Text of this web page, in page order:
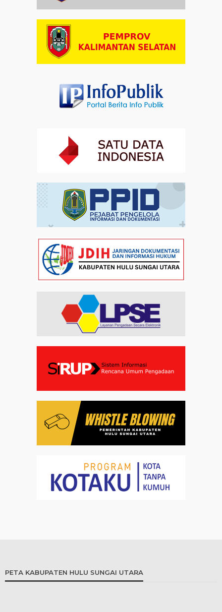
Artikel
Paduan Suara yang Menyatukan Harapan untuk
Indonesia
Dalam Zikir dan Doa Kebangsaan, Tio Menemukan
Makna Keberagaman
Kebangsaan di Monas
PETA KABUPATEN HULU SUNGAI UTARA